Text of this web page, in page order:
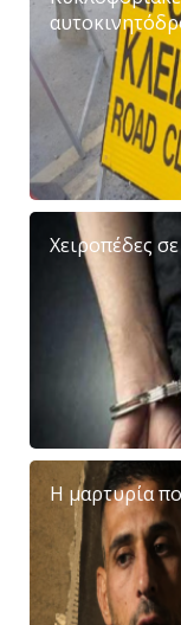
Χειροπέδες
Η μαρτυρία